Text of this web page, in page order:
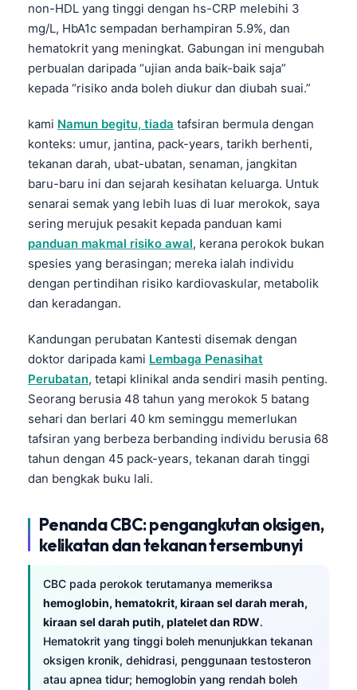
non-HDL yang tinggi dengan hs-CRP melebihi 3
mg/L, HbA1c sempadan berhampiran 5.9%, dan
hematokrit yang meningkat. Gabungan ini mengubah
perbualan daripada “ujian anda baik-baik saja”
kepada “risiko anda boleh diukur dan diubah suai.”
kami Namun begitu, tiada tafsiran bermula dengan
konteks: umur, jantina, pack-years, tarikh berhenti,
tekanan darah, ubat-ubatan, senaman, jangkitan
baru-baru ini dan sejarah kesihatan keluarga. Untuk
senarai semak yang lebih luas di luar merokok, saya
sering merujuk pesakit kepada panduan kami
panduan makmal risiko awal, kerana perokok bukan
spesies yang berasingan; mereka ialah individu
dengan pertindihan risiko kardiovaskular, metabolik
dan keradangan.
Kandungan perubatan Kantesti disemak dengan
doktor daripada kami Lembaga Penasihat
Perubatan, tetapi klinikal anda sendiri masih penting.
Seorang berusia 48 tahun yang merokok 5 batang
sehari dan berlari 40 km seminggu memerlukan
tafsiran yang berbeza berbanding individu berusia 68
tahun dengan 45 pack-years, tekanan darah tinggi
dan bengkak buku lali.
Penanda CBC: pengangkutan oksigen,
kelikatan dan tekanan tersembunyi
CBC pada perokok terutamanya memeriksa
hemoglobin, hematokrit, kiraan sel darah merah,
kiraan sel darah putih, platelet dan RDW.
Hematokrit yang tinggi boleh menunjukkan tekanan
oksigen kronik, dehidrasi, penggunaan testosteron
atau apnea tidur; hemoglobin yang rendah boleh